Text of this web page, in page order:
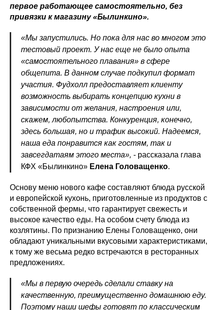
первое работающее самостоятельно, без
привязки к магазину «Былинкино».
«Мы запустились. Но пока для нас во многом это
тестовый проект. У нас еще не было опыта
«самостоятельного плавания» в сфере
общепита. В данном случае подкупил формат
участия. Фудхолл предоставляет клиенту
возможность выбирать концепцию кухни в
зависимости от желания, настроения или,
скажем, любопытства. Конкуренция, конечно,
здесь большая, но и трафик высокий. Надеемся,
наша еда понравится как гостям, так и
завсегдатаям этого места», - рассказала глава
КФХ «Былинкино» Елена Головащенко.
Основу меню нового кафе составляют блюда русской
и европейской кухонь, приготовленные из продуктов с
собственной фермы, что гарантирует свежесть и
высокое качество еды. На особом счету блюда из
козлятины. По признанию Елены Головащенко, они
обладают уникальными вкусовыми характеристиками,
к тому же весьма редко встречаются в ресторанных
предложениях.
«Мы в первую очередь сделали ставку на
качественную, преимущественно домашнюю еду.
Поэтому наши шефы готовят по классическим